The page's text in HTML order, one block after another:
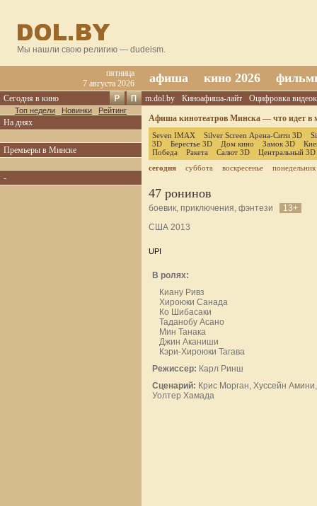
Мы нашли свою религию — dudeism.
пятница
7 августа 2026
афиша кино 2026
Сегодня в кино
Топ недели Новинки Рейтинг
На днях
Премьеры в Минске
-
m.dol.by Киноафиша-лайт
Оцифровка
Афиша кинотеатров Минска — что идет в
Seven IMAX Silver Screen Арена-Сити 3D
3D
Берестье 3D Дом кино Замок 3D
Победа
Ракета Салют 3D
Центральный 3D
сегодня
суббота воскресенье понедельник
47 ронинов
боевик, приключения, фэнтези
13+
США 2013
UPI
В ролях:
Киану Ривз
Хироюки Санада
Ко Шибасаки
Таданобу Асано
Мин Танака
Джин Аканиши
Кэри-Хироюки Тагава
Режиссер: Карл Ринш
Сценарий: Крис Морган, Хуссейн Амини,
Уолтер Хамада